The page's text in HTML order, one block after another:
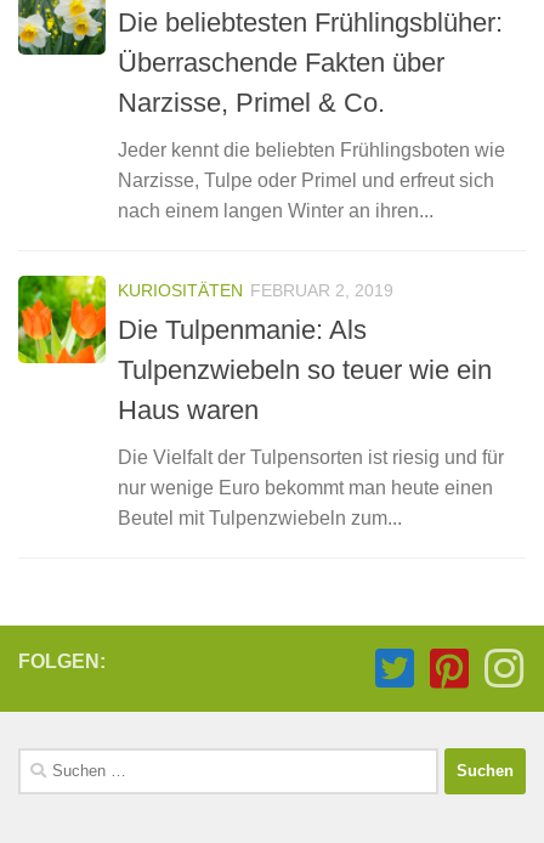
Die beliebtesten Frühlingsblüher:
Überraschende Fakten über
Narzisse, Primel & Co.
Jeder kennt die beliebten Frühlingsboten wie
Narzisse, Tulpe oder Primel und erfreut sich
nach einem langen Winter an ihren...
KURIOSITÄTEN FEBRUAR 2, 2019
Die Tulpenmanie: Als
Tulpenzwiebeln so teuer wie ein
Haus waren
Die Vielfalt der Tulpensorten ist riesig und für
nur wenige Euro bekommt man heute einen
Beutel mit Tulpenzwiebeln zum...
FOLGEN:
Suchen
nach: